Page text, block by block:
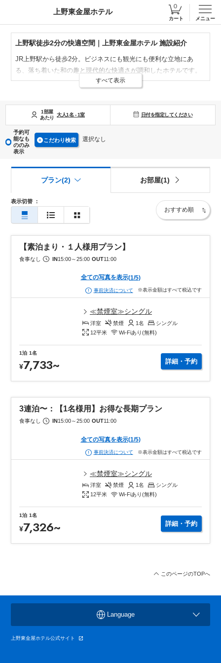
上野東金屋ホテル
カート メニュー
上野駅徒歩2分の快適空間｜上野東金屋ホテル 施設紹介
JR上野駅から徒歩2分。ビジネスにも観光にも便利な立地にあ
る、落ち着いた和の趣と現代的な快適さが調和したホテルです。
館内は清潔で心地よく、全館で高速無料Wi‑Fiをご利用いただけま
快適な空間をご用意して、上野東金屋ホテルは皆様のお越しを心
よりお待ちしております。
すべて表示
1部屋
あたり
大人1名 -1室 日付を指定してください
予約可
能なも
ののみ
表示
こだわり検索 選択なし
表示切替 ：
プラン(2) お部屋(1)
【素泊まり・１人様用プラン】
食事なし IN15:00～25:00 OUT11:00
全ての写真を表示(1/5)
事前決済について ※表示金額はすべて税込です
≪禁煙室≫シングル
洋室 禁煙 1名
シングル
12平米 Wi-Fiあり(無料)
1泊 1名
¥7,733~ 詳細・予約
3連泊〜：【1名様用】お得な長期プラン
食事なし IN 15:00～25:00 OUT11:00
全ての写真を表示(1/5)
事前決済について ※表示金額はすべて税込です
≪禁煙室≫シングル
洋室 禁煙 1名
シングル
12平米 Wi-Fiあり(無料)
1泊 1名
¥7,326~ 詳細・予約
このページのTOPへ
上野東金屋ホテル公式サイト
Language